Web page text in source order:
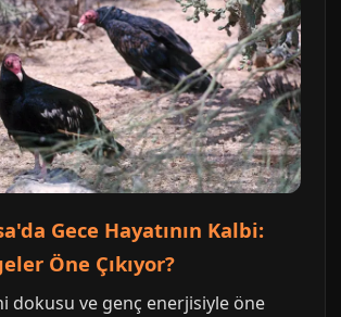
Gece Hayatının Kalbi:
Öne Çıkıyor?
dokusu ve genç enerjisiyle öne